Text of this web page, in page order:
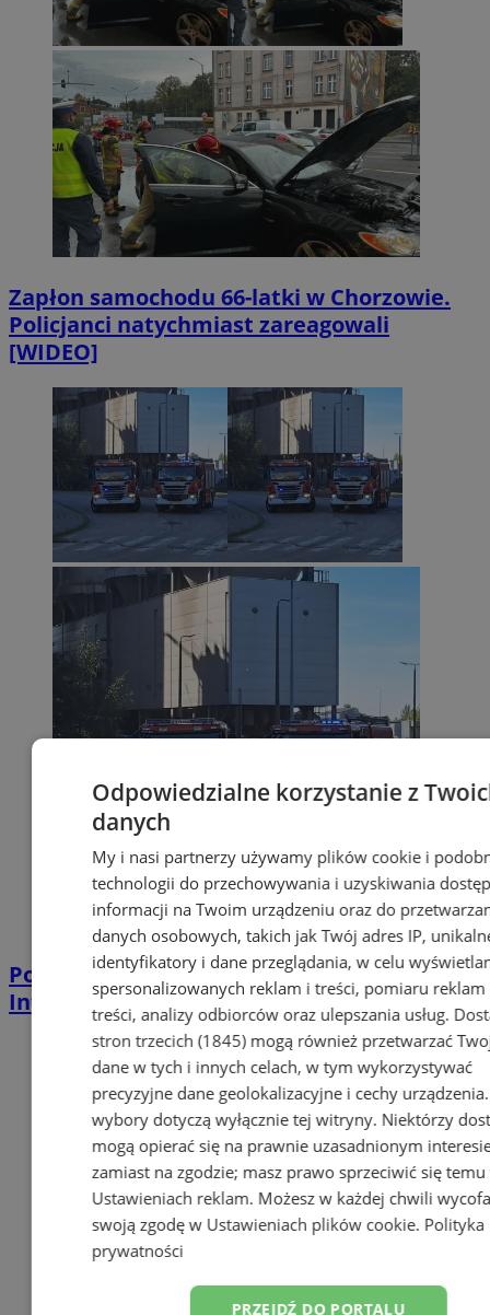
Zapłon samochodu 66-latki w Chorzowie.
Policjanci natychmiast zareagowali
[WIDEO]
Pożar na terenie elektrociepłowni CEZ.
Interweniuje 11 zastępów straży pożarnej
Odpowiedzialne korzystanie z
danych
My i nasi partnerzy używamy plików cookie i
technologii do przechowywania i uzyskiwania
informacji na Twoim urządzeniu oraz do
danych osobowych, takich jak Twój adres IP,
identyfikatory i dane przeglądania, w celu
spersonalizowanych reklam i treści, pomiaru reklam
treści, analizy odbiorców oraz ulepszania usług.
stron trzecich (1845)mogą również przetwarzać
dane w tych i innych celach, w tym wykorzystywać
precyzyjne dane geolokalizacyjne i cechy
wybory dotyczą wyłącznie tej witryny. Niektórzy
mogą opierać się na prawnie uzasadnionym
zamiast na zgodzie; masz prawo sprzeciwić się temu
Ustawieniach reklam. Możesz w każdej chwili
swoją zgodę w Ustawieniach plików cookie. Polityka
prywatności
PRZEJDŹ DO PORTALU